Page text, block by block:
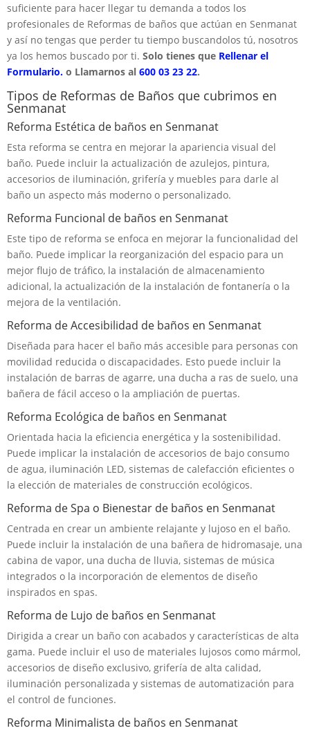
suficiente para hacer llegar tu demanda a todos los
profesionales de Reformas de baños que actúan en Senmanat
y así no tengas que perder tu tiempo buscandolos tú, nosotros
ya los hemos buscado por ti. Solo tienes que Rellenar el
Formulario. o Llamarnos al 600 03 23 22.
Tipos de Reformas de Baños que cubrimos en
Senmanat
Reforma Estética de baños en Senmanat
Esta reforma se centra en mejorar la apariencia visual del
baño. Puede incluir la actualización de azulejos, pintura,
accesorios de iluminación, grifería y muebles para darle al
baño un aspecto más moderno o personalizado.
Reforma Funcional de baños en Senmanat
Este tipo de reforma se enfoca en mejorar la funcionalidad del
baño. Puede implicar la reorganización del espacio para un
mejor flujo de tráfico, la instalación de almacenamiento
adicional, la actualización de la instalación de fontanería o la
mejora de la ventilación.
Reforma de Accesibilidad de baños en Senmanat
Diseñada para hacer el baño más accesible para personas con
movilidad reducida o discapacidades. Esto puede incluir la
instalación de barras de agarre, una ducha a ras de suelo, una
bañera de fácil acceso o la ampliación de puertas.
Reforma Ecológica de baños en Senmanat
Orientada hacia la eficiencia energética y la sostenibilidad.
Puede implicar la instalación de accesorios de bajo consumo
de agua, iluminación LED, sistemas de calefacción eficientes o
la elección de materiales de construcción ecológicos.
Reforma de Spa o Bienestar de baños en Senmanat
Centrada en crear un ambiente relajante y lujoso en el baño.
Puede incluir la instalación de una bañera de hidromasaje, una
cabina de vapor, una ducha de lluvia, sistemas de música
integrados o la incorporación de elementos de diseño
inspirados en spas.
Reforma de Lujo de baños en Senmanat
Dirigida a crear un baño con acabados y características de alta
gama. Puede incluir el uso de materiales lujosos como mármol,
accesorios de diseño exclusivo, grifería de alta calidad,
iluminación personalizada y sistemas de automatización para
el control de funciones.
Reforma Minimalista de baños en Senmanat